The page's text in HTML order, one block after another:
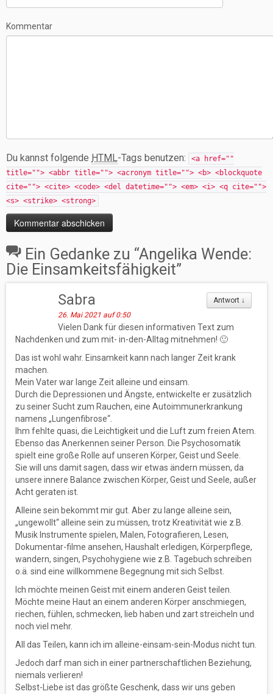
Kommentar
Du kannst folgende HTML-Tags benutzen:
<a href=""
title=""> <abbr title=""> <acronym title=""> <b> <blockquote
cite=""> <cite> <code> <del datetime=""> <em> <i> <q cite="">
<s> <strike> <strong>
Ein Gedanke zu “Angelika Wende:
Die Einsamkeitsfähigkeit”
Antwort ↓
Sabra
26. Mai 2021 auf 0:50
Vielen Dank für diesen informativen Text zum
Nachdenken und zum mit- in-den-Alltag mitnehmen! 🙂
Das ist wohl wahr. Einsamkeit kann nach langer Zeit krank
machen.
Mein Vater war lange Zeit alleine und einsam.
Durch die Depressionen und Ängste, entwickelte er zusätzlich
zu seiner Sucht zum Rauchen, eine Autoimmunerkrankung
namens „Lungenfibrose“.
Ihm fehlte quasi, die Leichtigkeit und die Luft zum freien Atem.
Ebenso das Anerkennen seiner Person. Die Psychosomatik
spielt eine große Rolle auf unseren Körper, Geist und Seele.
Sie will uns damit sagen, dass wir etwas ändern müssen, da
unsere innere Balance zwischen Körper, Geist und Seele, außer
Acht geraten ist.
Alleine sein bekommt mir gut. Aber zu lange alleine sein,
„ungewollt“ alleine sein zu müssen, trotz Kreativität wie z.B.
Musik Instrumente spielen, Malen, Fotografieren, Lesen,
Dokumentar-filme ansehen, Haushalt erledigen, Körperpflege,
wandern, singen, Psychohygiene wie z.B. Tagebuch schreiben
o.ä. sind eine willkommene Begegnung mit sich Selbst.
Ich möchte meinen Geist mit einem anderen Geist teilen.
Möchte meine Haut an einem anderen Körper anschmiegen,
riechen, fühlen, schmecken, lieb haben und zart streicheln und
noch viel mehr.
All das Teilen, kann ich im alleine-einsam-sein-Modus nicht tun.
Jedoch darf man sich in einer partnerschaftlichen Beziehung,
niemals verlieren!
Selbst-Liebe ist das größte Geschenk, dass wir uns geben